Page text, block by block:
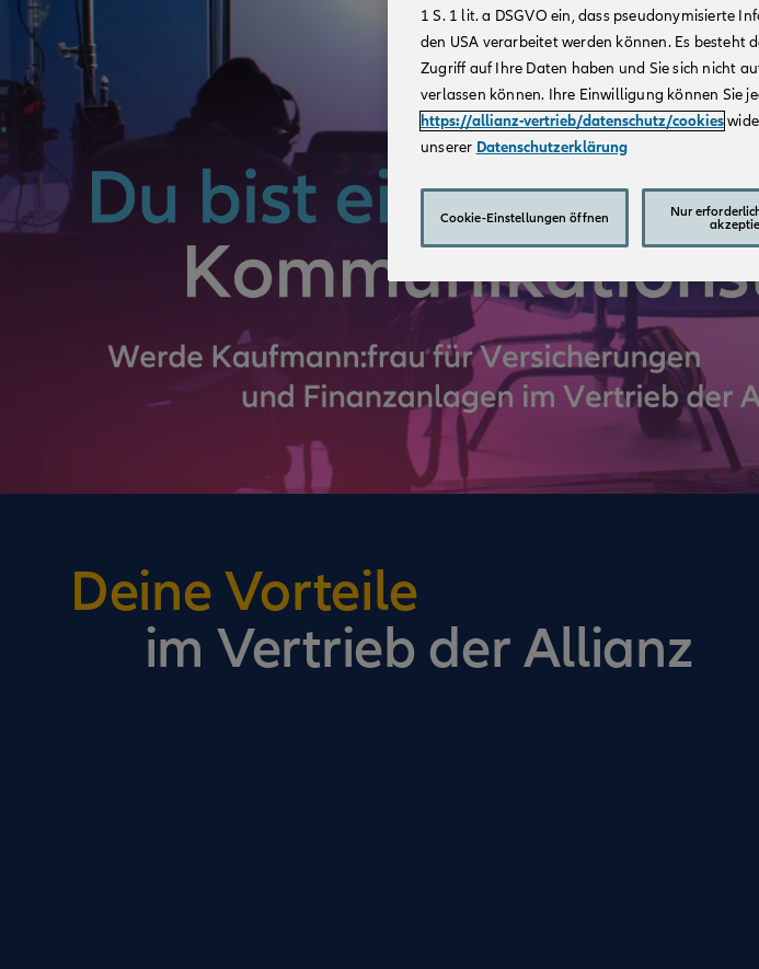
Deine Vorteile
im Vertrieb der Allianz
1 S. 1 lit. a DSGVO ein, dass pseudonymisierte
den USA verarbeitet werden können. Es besteht
Zugriff auf Ihre Daten haben und Sie sich nicht
verlassen können. Ihre Einwilligung können Sie
https://allianz-vertrieb/datenschutz/cookies
unserer Datenschutzerklärung
Cookie-Einstellungen öffnen
Nur